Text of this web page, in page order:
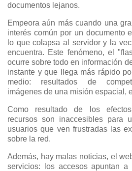
documentos lejanos.
Empeora aún más cuando una
interés común por un documento
lo que colapsa al servidor y la
encuentra. Este fenómeno, el
ocurre sobre todo en información
instante y que llega más rápido
medio: resultados de
imágenes de una misión espacial,
Como resultado de los
recursos son inaccesibles para
usuarios que ven frustradas las
sobre la red.
Además, hay malas noticias, el
servicios: los accesos apuntan